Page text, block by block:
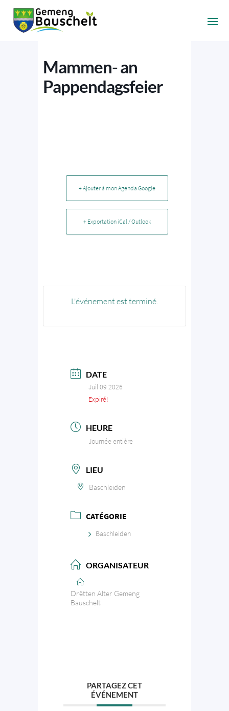
Mammen- an
Pappendagsfeier
+ Ajouter à mon Agenda Google
+ Exportation iCal / Outlook
L'événement est terminé.
DATE
Juil 09 2026
Expiré!
HEURE
Journée entière
LIEU
Baschleiden
CATÉGORIE
Baschleiden
ORGANISATEUR
Drëtten Alter Gemeng
Bauschelt
PARTAGEZ CET
ÉVÉNEMENT